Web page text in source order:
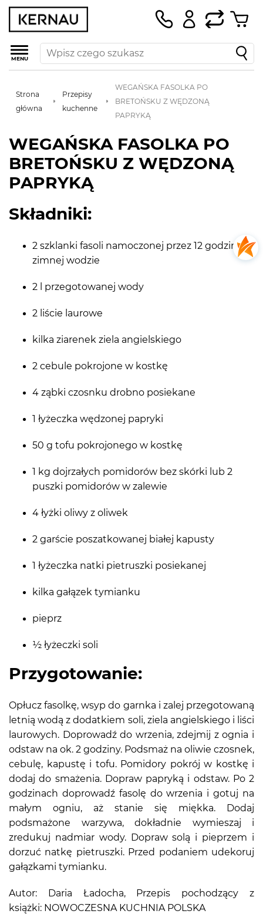
MENU
Strona
główna
Przepisy
kuchenne
WEGAŃSKA FASOLKA PO
BRETOŃSKU Z WĘDZONĄ
PAPRYKĄ
WEGAŃSKA FASOLKA PO
BRETOŃSKU Z WĘDZONĄ
PAPRYKĄ
Składniki:
2 szklanki fasoli namoczonej przez 12 godzin w
zimnej wodzie
2 l przegotowanej wody
2 liście laurowe
kilka ziarenek ziela angielskiego
2 cebule pokrojone w kostkę
4 ząbki czosnku drobno posiekane
1 łyżeczka wędzonej papryki
50 g tofu pokrojonego w kostkę
1 kg dojrzałych pomidorów bez skórki lub 2
puszki pomidorów w zalewie
4 łyżki oliwy z oliwek
2 garście poszatkowanej białej kapusty
1 łyżeczka natki pietruszki posiekanej
kilka gałązek tymianku
pieprz
½ łyżeczki soli
Przygotowanie:
Opłucz fasolkę, wsyp do garnka i zalej przegotowaną
letnią wodą z dodatkiem soli, ziela angielskiego i liści
laurowych. Doprowadź do wrzenia, zdejmij z ognia i
odstaw na ok. 2 godziny. Podsmaż na oliwie czosnek,
cebulę, kapustę i tofu. Pomidory pokrój w kostkę i
dodaj do smażenia. Dopraw papryką i odstaw. Po 2
godzinach doprowadź fasolę do wrzenia i gotuj na
małym ogniu, aż stanie się miękka. Dodaj
podsmażone warzywa, dokładnie wymieszaj i
zredukuj nadmiar wody. Dopraw solą i pieprzem i
dorzuć natkę pietruszki. Przed podaniem udekoruj
gałązkami tymianku.
Autor: Daria Ładocha, Przepis pochodzący z
książki: NOWOCZESNA KUCHNIA POLSKA